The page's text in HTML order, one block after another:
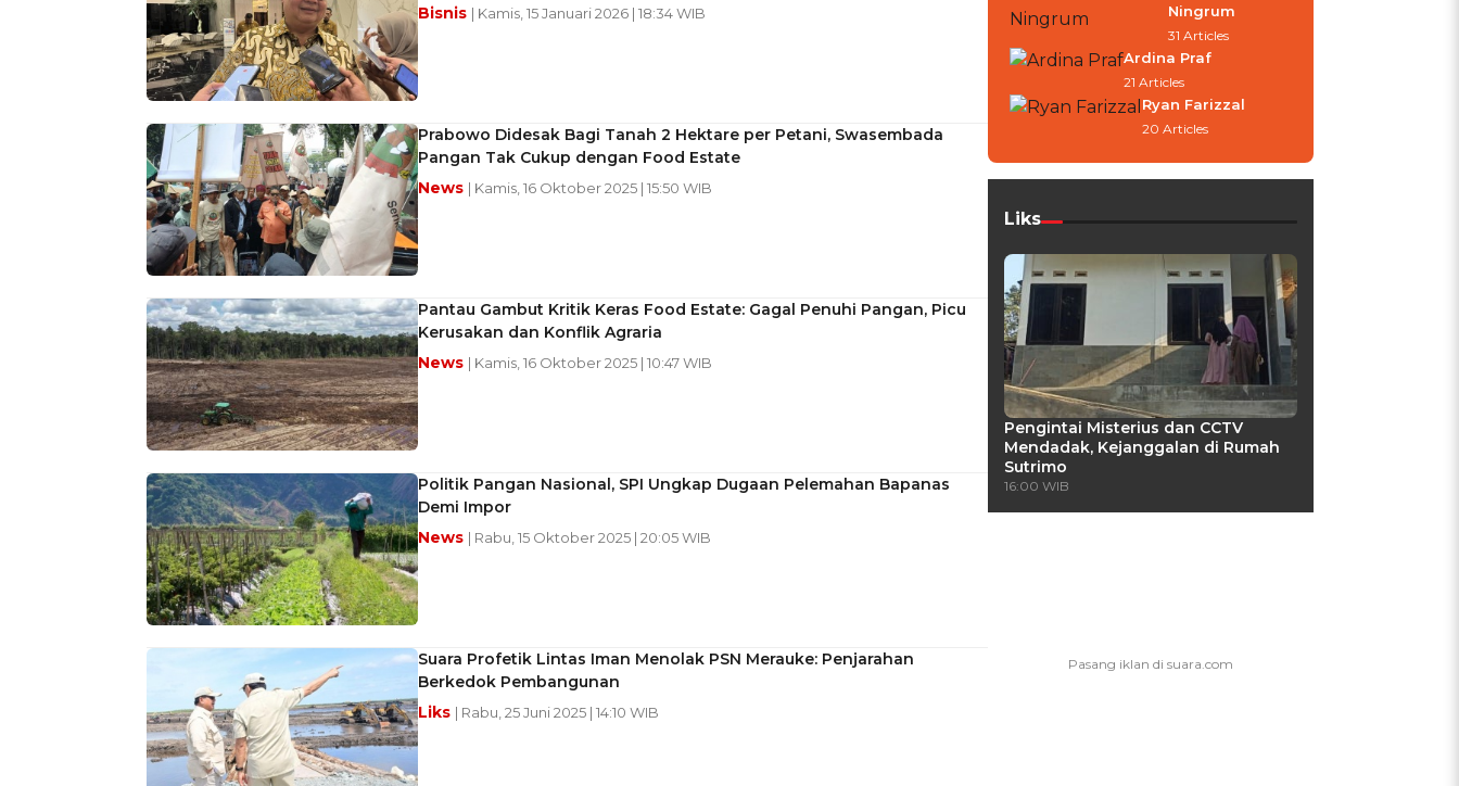
Bisnis | Kamis, 15 Januari 2026 | 18:34 WIB
Prabowo Didesak Bagi Tanah 2 Hektare per Petani, Swasembada
Pangan Tak Cukup dengan Food Estate
News | Kamis, 16 Oktober 2025 | 15:50 WIB
Pantau Gambut Kritik Keras Food Estate: Gagal Penuhi Pangan, Picu
Kerusakan dan Konflik Agraria
News | Kamis, 16 Oktober 2025 | 10:47 WIB
Politik Pangan Nasional, SPI Ungkap Dugaan Pelemahan Bapanas
Demi Impor
News | Rabu, 15 Oktober 2025 | 20:05 WIB
Suara Profetik Lintas Iman Menolak PSN Merauke: Penjarahan
Berkedok Pembangunan
Liks | Rabu, 25 Juni 2025 | 14:10 WIB
Ningrum
31 Articles
Ardina Praf
21 Articles
Ryan Farizzal
20 Articles
Liks
Pengintai Misterius dan CCTV
Mendadak, Kejanggalan di Rumah
Sutrimo
16:00 WIB